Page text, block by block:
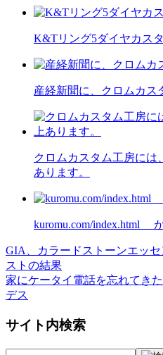
K&Tリング5ダイヤカス
産経新聞に、クロムカス
クロムカスタム工房には
あります。
kuromu.com/index.html
投
稿
ナ
ビ
ゲ
GIA、カラードストーンエッ
ストの結果
家にケータイ電話を忘れてき
デス
サイト内検索